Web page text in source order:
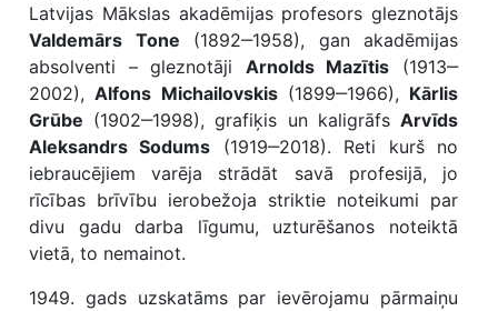
Latvijas Mākslas akadēmijas profesors gleznotājs
Valdemārs Tone (1892‒1958), gan akadēmijas
absolventi – gleznotāji Arnolds Mazītis (1913‒
2002),Alfons Michailovskis(1899‒1966), Kārlis
Grūbe (1902‒1998), grafiķis un kaligrāfs Arvīds
Aleksandrs Sodums (1919‒2018). Reti kurš no
iebraucējiem varēja strādāt savā profesijā, jo
rīcības brīvību ierobežoja striktie noteikumi par
divu gadu darba līgumu, uzturēšanos noteiktā
vietā, to nemainot.
1949. gads uzskatāms par ievērojamu pārmaiņu